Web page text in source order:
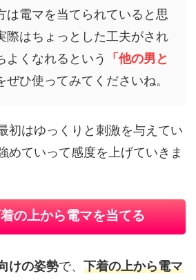
は電マを当てられていると思
際はちょっとした工夫がされ
よくなれるという
「他の男と
ぜひ使ってみてくださいね。
初はゆっくりと刺激を与えてい
めていって感度を上げていきま
の上から電マを当てる
けの姿勢で、 下着の上から電マ